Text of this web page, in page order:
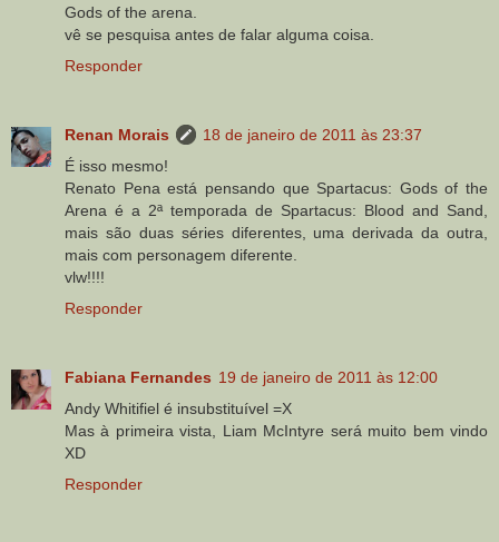
Gods of the arena.
vê se pesquisa antes de falar alguma coisa.
Responder
Renan Morais
18 de janeiro de 2011 às 23:37
É isso mesmo!
Renato Pena está pensando que Spartacus: Gods of the
Arena é a 2ª temporada de Spartacus: Blood and Sand,
mais são duas séries diferentes, uma derivada da outra,
mais com personagem diferente.
vlw!!!!
Responder
Fabiana Fernandes 19 de janeiro de 2011 às 12:00
Andy Whitifiel é insubstituível =X
Mas à primeira vista, Liam McIntyre será muito bem vindo
XD
Responder